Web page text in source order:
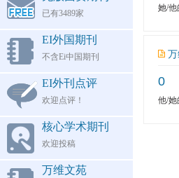
已有3489家
EI外国期刊
不含Ei中国期刊
EI外刊点评
欢迎点评！
核心学术期刊
欢迎投稿
万维文苑
她/他
0
他/她